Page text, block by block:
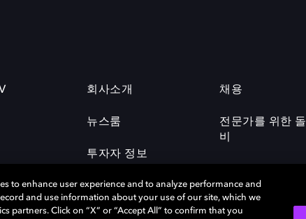
회사소개
뉴스룸
투자자 정보
채용
전문가를 위한 돌
비
to enhance user experience and to analyze performance and
and use information about your use of our site, which we
partners. Click on “X” or “Accept All” to confirm that you